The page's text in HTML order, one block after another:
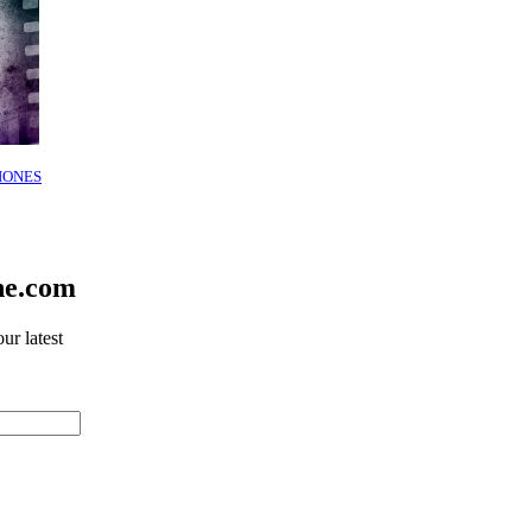
latest